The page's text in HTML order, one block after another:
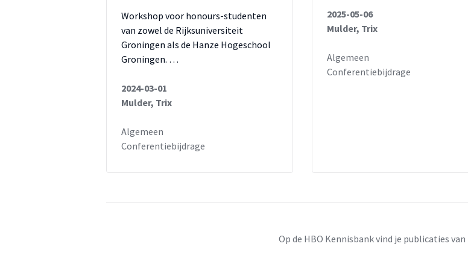
Workshop voor honours-studenten
van zowel de Rijksuniversiteit
Groningen als de Hanze Hogeschool
Groningen. …
2024-03-01
Mulder, Trix
Algemeen
Conferentiebijdrage
2025-05-06
Mulder, Trix
Algemeen
Conferentiebijdrage
Op de HBO Kennisbank vind je publicaties